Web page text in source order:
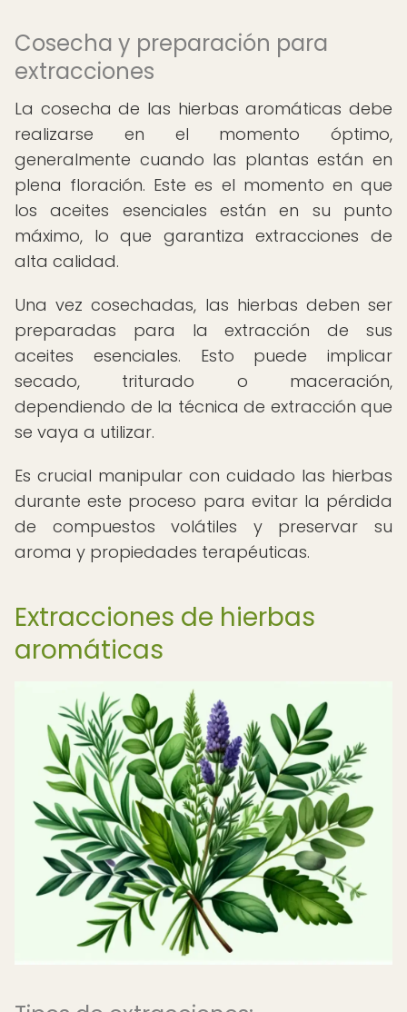
Cosecha y preparación para
extracciones
La cosecha de las hierbas aromáticas debe
realizarse en el momento óptimo,
generalmente cuando las plantas están en
plena floración. Este es el momento en que
los aceites esenciales están en su punto
máximo, lo que garantiza extracciones de
alta calidad.
Una vez cosechadas, las hierbas deben ser
preparadas para la extracción de sus
aceites esenciales. Esto puede implicar
secado, triturado o maceración,
dependiendo de la técnica de extracción que
se vaya a utilizar.
Es crucial manipular con cuidado las hierbas
durante este proceso para evitar la pérdida
de compuestos volátiles y preservar su
aroma y propiedades terapéuticas.
Extracciones de hierbas
aromáticas